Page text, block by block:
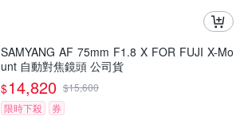
SAMYANG AF 75mm F1.8 X FOR FUJI X-Mo
unt 自動對焦鏡頭 公司貨
$14,820 $15,600
限時下殺
券